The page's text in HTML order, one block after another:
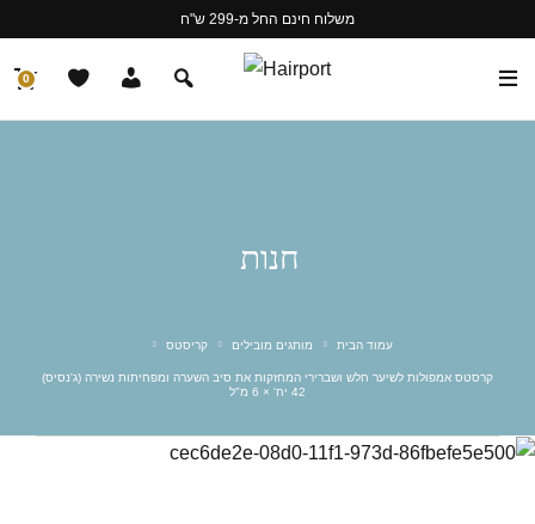
משלוח חינם החל מ-299 ש"ח
0
חנות
עמוד הבית מותגים מובילים קריסטס
קרסטס אמפולות לשיער חלש ושברירי המחזקות את סיב השערה ומפחיתות נשירה (ג'נסיס)
42 יח' × 6 מ"ל